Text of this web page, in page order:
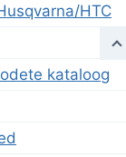
HTC
kataloog